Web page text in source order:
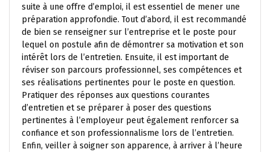
suite à une offre d’emploi, il est essentiel de mener une
préparation approfondie. Tout d’abord, il est recommandé
de bien se renseigner sur l’entreprise et le poste pour
lequel on postule afin de démontrer sa motivation et son
intérêt lors de l’entretien. Ensuite, il est important de
réviser son parcours professionnel, ses compétences et
ses réalisations pertinentes pour le poste en question.
Pratiquer des réponses aux questions courantes
d’entretien et se préparer à poser des questions
pertinentes à l’employeur peut également renforcer sa
confiance et son professionnalisme lors de l’entretien.
Enfin, veiller à soigner son apparence, à arriver à l’heure